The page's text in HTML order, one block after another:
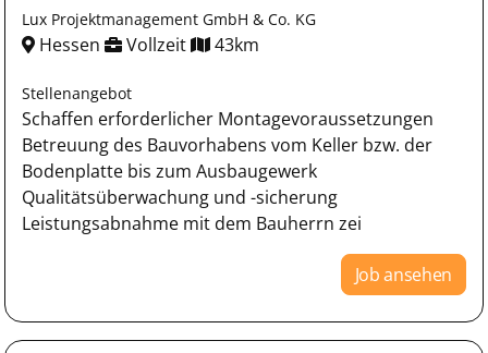
Lux Projektmanagement GmbH & Co. KG
Hessen Vollzeit 43km
Stellenangebot
Schaffen erforderlicher Montagevoraussetzungen
Betreuung des Bauvorhabens vom Keller bzw. der
Bodenplatte bis zum Ausbaugewerk
Qualitätsüberwachung und -sicherung
Leistungsabnahme mit dem Bauherrn zei
Job ansehen